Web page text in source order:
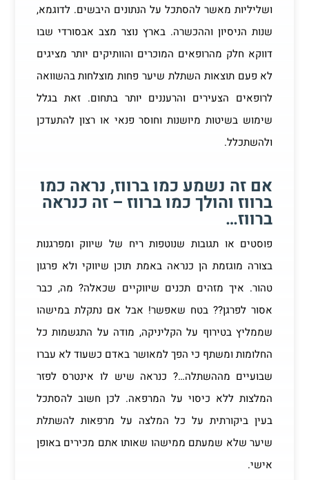
ושליליות מאשר להסתכל על הנתונים היבשים. לדוגמא,
שנות הניסיון וההכשרה. בארץ נוצר מצב אבסורדי שבו
דווקא חלק מהרופאים המוכרים והוותיקים יותר מציגים
לא פעם תוצאות השתלת שיער פחות מוצלחות בהשוואה
לרופאים הצעירים והרעננים יותר בתחום. זאת בגלל
שימוש בשיטות מיושנות וחוסר פנאי או רצון להתעדכן
ולהשתכלל.
אם זה נשמע כמו ברווז, נראה כמו
ברווז והולך כמו ברווז – זה כנראה
ברווז…
פוסטים או תגובות שנוטפות ריח של שיווק ומפרגנות
בצורה מוגזמת הן כנראה באמת תוכן שיווקי ולא פרגון
טהור. איך מזהים תכנים שיווקיים שכאלה? מה, כבר
אסור לפרגן?? בטח שאפשר! אבל אם נתקלת במישהו
שממליץ בטירוף על הקליניקה, מודה על התגשמות כל
החלומות ומשתף כי הפך למאושר באדם כשעוד לא עברו
שבועיים מההשתלה…? כנראה שיש לו אינטרס לפזר
המלצות ללא כיסוי על המרפאה. לכן חשוב להסתכל
בעין ביקורתית על כל המלצה על מרפאות להשתלת
שיער שלא שמעתם ממישהו שאותו אתם מכירים באופן
אישי.